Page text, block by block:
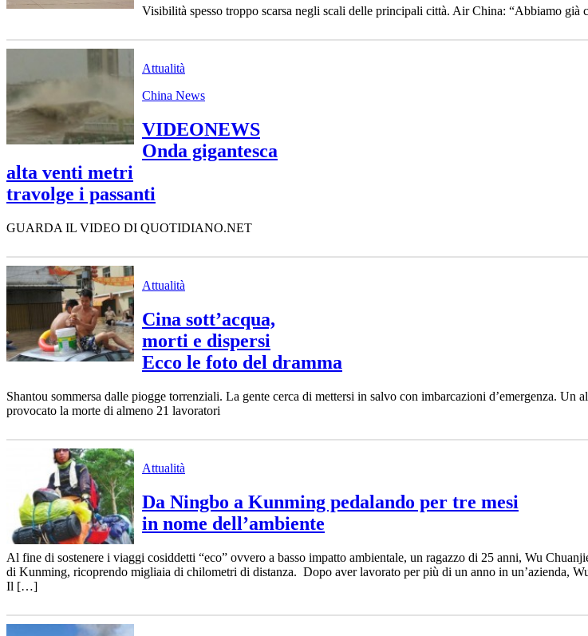
Visibilità spesso troppo scarsa negli scali delle principali città. Air China: “Abbiamo già
Attualità
China News
VIDEONEWS
Onda gigantesca
alta venti metri
travolge i passanti
GUARDA IL VIDEO DI QUOTIDIANO.NET
Attualità
Cina sott’acqua,
morti e dispersi
Ecco le foto del dramma
Shantou sommersa dalle piogge torrenziali. La gente cerca di mettersi in salvo con imbarcazioni d’emergenza.
provocato la morte di almeno 21 lavoratori
Attualità
Da Ningbo a Kunming pedalando per tre mesi
in nome dell’ambiente
Al fine di sostenere i viaggi cosiddetti “eco” ovvero a basso impatto ambientale, un ragazzo di 25 anni, Wu
di Kunming, ricoprendo migliaia di chilometri di distanza. Dopo aver lavorato per più di un anno in un’azienda,
Il […]